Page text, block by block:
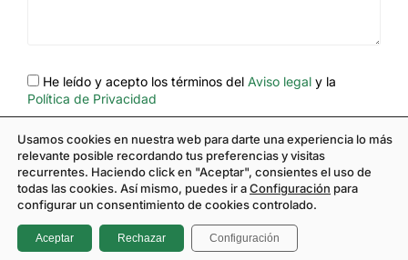
He leído y acepto los términos del Aviso legal y la
Política de Privacidad
ENVIAR
© 2026 Descarboniza by Azigrene
Usamos cookies en nuestra web para darte una experiencia lo más
relevante posible recordando tus preferencias y visitas
recurrentes. Haciendo click en "Aceptar", consientes el uso de
todas las cookies. Así mismo, puedes ir aConfiguración para
configurar un consentimiento de cookies controlado.
Aceptar Rechazar Configuración